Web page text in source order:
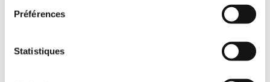
Préférences
Statistiques